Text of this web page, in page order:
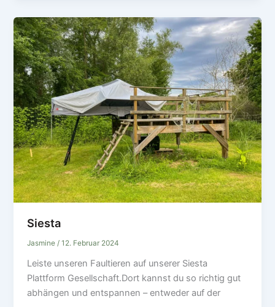
Siesta
Jasmine /12. Februar 2024
Leiste unseren Faultieren auf unserer Siesta
Plattform Gesellschaft.Dort kannst du so richtig gut
abhängen und entspannen – entweder auf der